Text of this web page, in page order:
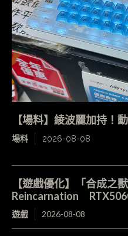
【場料】綾波麗加持！
場料 2026-08-08
【遊戲優化】「合成之
Reincarnation
遊戲 2026-08-08